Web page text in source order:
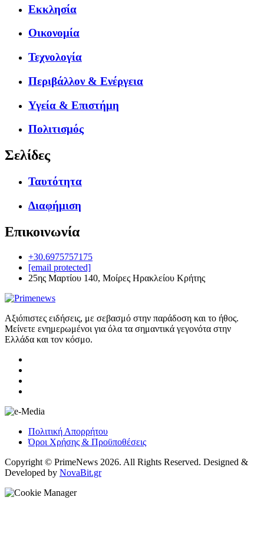
Εκκλησία
Οικονομία
Τεχνολογία
Περιβάλλον & Ενέργεια
Υγεία & Επιστήμη
Πολιτισμός
Σελίδες
Ταυτότητα
Διαφήμιση
Επικοινωνία
+30.6975757175
[email protected]
25ης Μαρτίου 140, Μοίρες Ηρακλείου Κρήτης
Αξιόπιστες ειδήσεις, με σεβασμό στην παράδοση και το ήθος.
Μείνετε ενημερωμένοι για όλα τα σημαντικά γεγονότα στην
Ελλάδα και τον κόσμο.
Πολιτική Απορρήτου
Όροι Χρήσης & Προϋποθέσεις
Copyright © PrimeNews 2026. All Rights Reserved. Designed &
Developed by NovaBit.gr